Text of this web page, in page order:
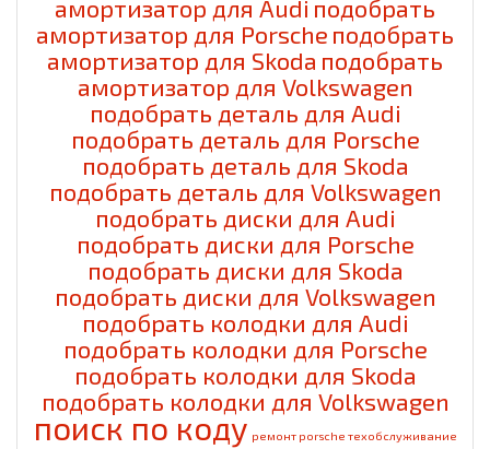
амортизатор для Audi подобрать
амортизатор для Porsche подобрать
амортизатор для Skoda подобрать
амортизатор для Volkswagen
подобрать деталь для Audi
подобрать деталь для Porsche
подобрать деталь для Skoda
подобрать деталь для Volkswagen
подобрать диски для Audi
подобрать диски для Porsche
подобрать диски для Skoda
подобрать диски для Volkswagen
подобрать колодки для Audi
подобрать колодки для Porsche
подобрать колодки для Skoda
подобрать колодки для Volkswagen
поиск по коду ремонт porsche техобслуживание